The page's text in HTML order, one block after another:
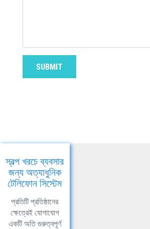
SUBMIT
স্বল্প খরচে ব্যবসার
জন্য অত্যাধুনিক
টেলিফোন সিস্টেম
প্রতিটি প্রতিষ্ঠানের
ক্ষেত্রেই যোগাযোগ
একটি অতি গুরুত্বপূর্ণ